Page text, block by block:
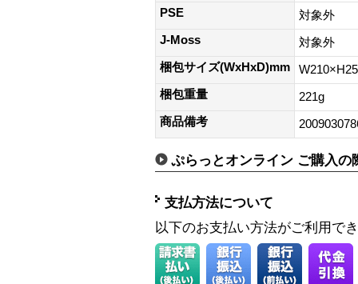
PSE
対象外
J-Moss
対象外
梱包サイズ(WxHxD)mm
梱包重量
221g
商品備考
ぷらっとオンライン ご購入の
支払方法について
以下のお支払い方法がご利用で